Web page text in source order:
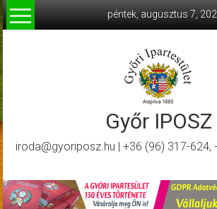
Skip
to
content
péntek, augusztus 7,
Győr IPOSZ
iroda@gyoriposz.hu | +36 (96) 317-